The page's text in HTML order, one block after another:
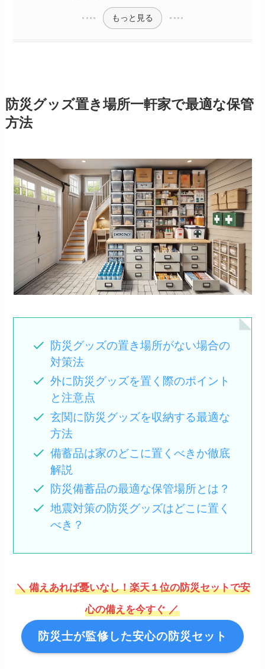
もっと見る
防災グッズ置き場所一軒家で最適な保管
方法
防災グッズの置き場所がない場合の
対策法
外に防災グッズを置く際のポイント
と注意点
玄関に防災グッズを収納する最適な
方法
備蓄品は家のどこに置くべきか徹底
解説
防災備蓄品の最適な保管場所とは？
地震対策の防災グッズはどこに置く
べき？
＼ 備えあれば憂いなし！楽天１位の防災セットで安
心の備えを今すぐ ／
防災士が監修した安心の防災セット